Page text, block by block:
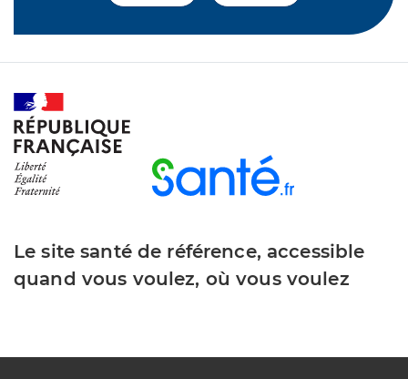
Le site santé de référence, accessible
quand vous voulez, où vous voulez